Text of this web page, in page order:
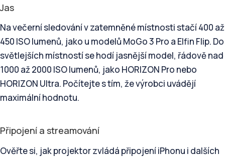
Jas
Na večerní sledování v zatemněné místnosti stačí 400 až
450 ISO lumenů, jako u modelů MoGo 3 Pro a Elfin Flip. Do
světlejších místností se hodí jasnější model, řádově nad
1000 až 2000 ISO lumenů, jako HORIZON Pro nebo
HORIZON Ultra. Počítejte s tím, že výrobci uvádějí
maximální hodnotu.
Připojení a streamování
Ověřte si, jak projektor zvládá připojení iPhonu i dalších